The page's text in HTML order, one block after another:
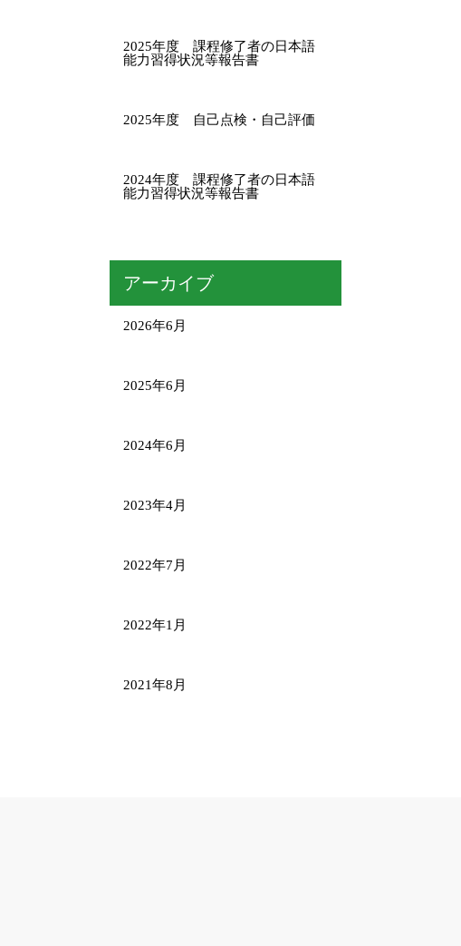
2025年度 課程修了者の日本語
能力習得状況等報告書
2025年度 自己点検・自己評価
2024年度 課程修了者の日本語
能力習得状況等報告書
アーカイブ
2026年6月
2025年6月
2024年6月
2023年4月
2022年7月
2022年1月
2021年8月